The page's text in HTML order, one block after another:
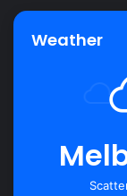
Weather